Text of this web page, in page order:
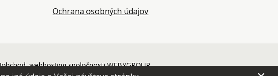
Ochrana osobných údajov
,webhostingspoločnostiWEBYGROUP